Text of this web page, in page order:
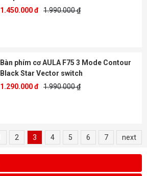
1.450.000 đ 1.990.000 ₫
Bàn phím cơ AULA F75 3 Mode Contour
Black Star Vector switch
1.290.000 đ 1.990.000 ₫
2 3 4 5 6 7 next